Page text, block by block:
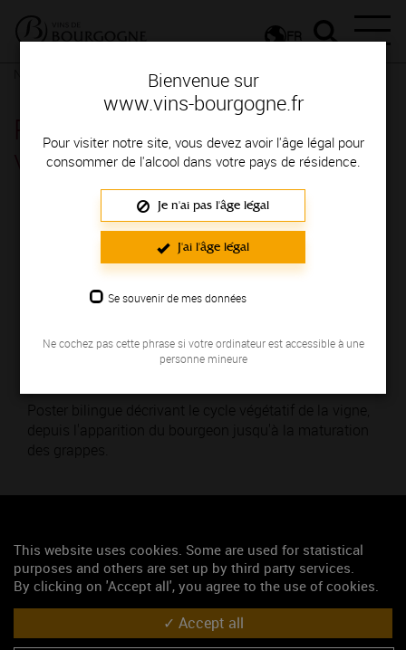
Bienvenue sur
www.vins-bourgogne.fr
Pour visiter notre site, vous devez avoir l'âge légal pour
consommer de l'alcool dans votre pays de résidence.
Je n'ai pas l'âge légal
J'ai l'âge légal
Se souvenir de mes données
Ne cochez pas cette phrase si votre ordinateur est accessible à une
personne mineure
FR
Poster - Le cycle végétatif de la vigne
Poster - Le cycle végétatif de la
vigne
Poster bilingue décrivant le cycle végétatif de la vigne,
depuis l'apparition du bourgeon jusqu'à la maturation
des grappes.
Thématique : Pour découvrir
Poids : 703,78 Ko
Ajouté le 24 janvier 2017
Mots-clés
This website uses cookies. Some are used for statistical
purposes and others are set up by third party services.
By clicking on 'Accept all', you agree to the use of cookies.
Accept all